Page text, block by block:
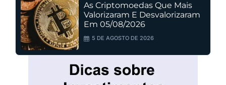
As Criptomoedas Que Mais
Valorizaram E Desvalorizaram
Em 05/08/2026
5 DE AGOSTO DE 2026